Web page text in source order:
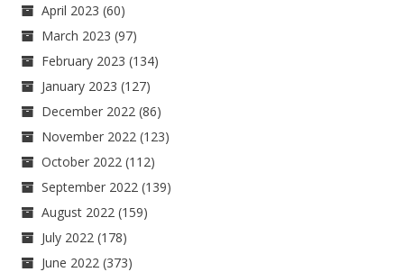
April 2023 (60)
March 2023 (97)
February 2023 (134)
January 2023 (127)
December 2022 (86)
November 2022 (123)
October 2022 (112)
September 2022 (139)
August 2022 (159)
July 2022 (178)
June 2022 (373)